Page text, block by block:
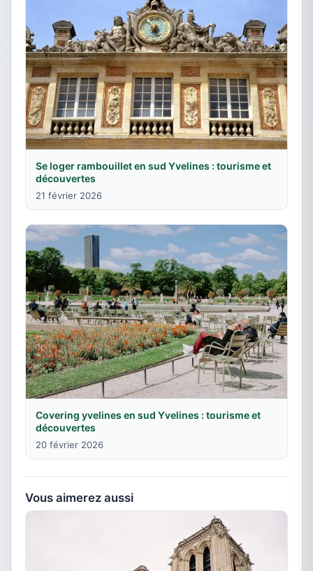
Se loger rambouillet en sud Yvelines : tourisme et
découvertes
21 février 2026
Covering yvelines en sud Yvelines : tourisme et
découvertes
20 février 2026
Vous aimerez aussi